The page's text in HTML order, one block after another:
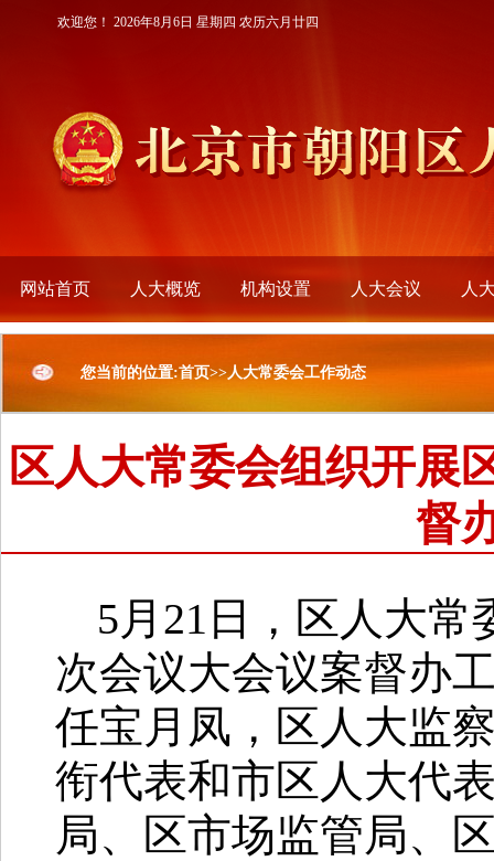
欢迎您！ 2026年8月6日 星期四 农历六月廿四
网站首页 人大概览 机构设置 人大会议 人
您当前的位置:首页>>人大常委会工作动态
区人大常委会组织开展
督
5月21日，区人大
次会议大会议案督办
任宝月凤，区人大监
衔代表和市区人大代
局、区市场监管局、